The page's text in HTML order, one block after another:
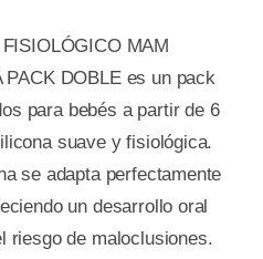
MAM
DOBLE es un pack
para bebés a partir de 6
suave y fisiológica.
se adapta perfectamente
un desarrollo oral
riesgo de maloclusiones.